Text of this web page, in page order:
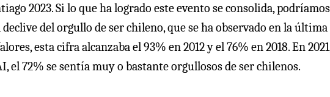
2023. Si lo que ha logrado este evento se consolida,
del orgullo de ser chileno, que se ha observado en la última
esta cifra alcanzaba el 93% en 2012 y el 76% en 2018. En
el 72% se sentía muy o bastante orgullosos de ser chilenos.